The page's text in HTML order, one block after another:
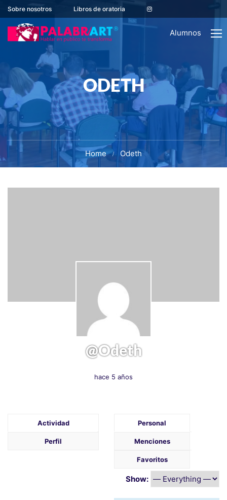
Sobre nosotros Libros de oratoria
Alumnos
ODETH
Home Odeth
@odeth
hace 5 años
Actividad
Perfil
Personal
Menciones
Favoritos
Show: